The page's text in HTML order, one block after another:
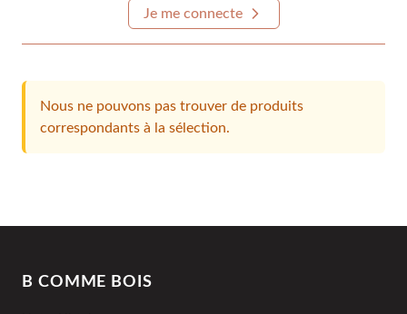
Je me connecte
Nous ne pouvons pas trouver de produits
correspondants à la sélection.
B COMME BOIS